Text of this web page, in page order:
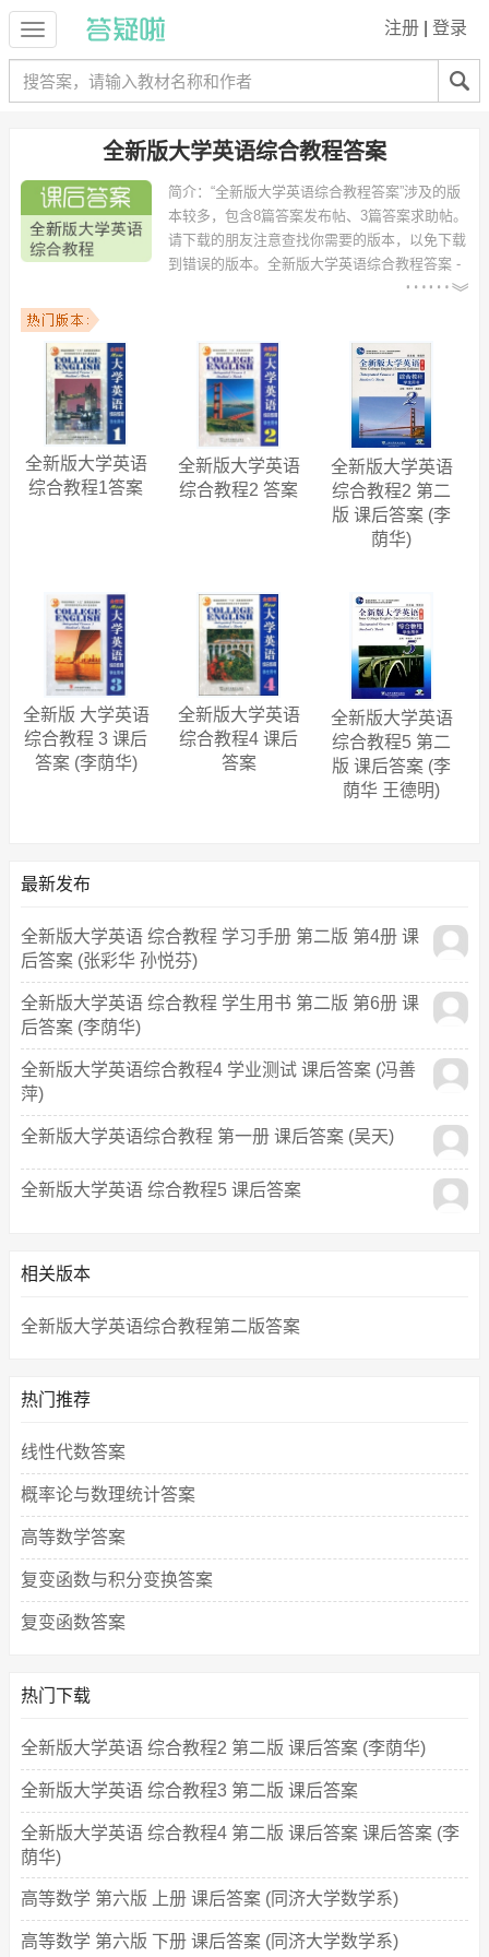
注册 登录
全新版大学英语综合教程答案
简介： “全新版大学英语综合教程答案”涉及的版
本较多，包含8篇答案发布帖、3篇答案求助帖。
请下载的朋友注意查找你需要的版本，以免下载
到错误的版本。 全新版大学英语综合教程答案 -
以下专业可能需要
通信工程、电气工程及其自动化、土木工程、电子信息工程、机械设计
制造及其自动化、国际经济与贸易、电子信息科学与技术、软件工程、
工商管理 等专业。
以下学校的同学下载过
全新版大学英语综合教程答案
：苏州大学、同济
大学、四川大学、厦门大学、湖南大学、中山大学、深圳大学、山东大
学、南京邮电大学、上海海事大学 等。
全新版大学英语
综合教程1答案
全新版大学英语
综合教程2 答案
全新版大学英语
综合教程2 第二
版 课后答案 (李
荫华)
全新版 大学英语
综合教程 3 课后
答案 (李荫华)
全新版大学英语
综合教程4 课后
答案
全新版大学英语
综合教程5 第二
版 课后答案 (李
荫华 王德明)
最新发布
全新版大学英语 综合教程 学习手册 第二版 第4册 课
后答案 (张彩华 孙悦芬)
全新版大学英语 综合教程 学生用书 第二版 第6册 课
后答案 (李荫华)
全新版大学英语综合教程4 学业测试 课后答案 (冯善
萍)
全新版大学英语综合教程 第一册 课后答案 (吴天)
全新版大学英语 综合教程5 课后答案
相关版本
全新版大学英语综合教程第二版答案
热门推荐
线性代数答案
概率论与数理统计答案
高等数学答案
复变函数与积分变换答案
复变函数答案
热门下载
全新版大学英语 综合教程2 第二版 课后答案 (李荫华)
全新版大学英语 综合教程3 第二版 课后答案
全新版大学英语 综合教程4 第二版 课后答案 课后答案 (李
荫华)
高等数学 第六版 上册 课后答案 (同济大学数学系)
高等数学 第六版 下册 课后答案 (同济大学数学系)